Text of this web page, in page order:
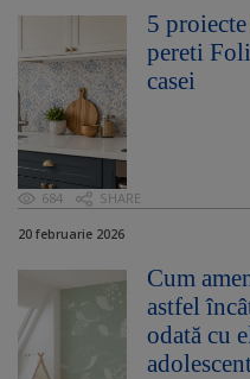
5
pereti
casei
684 SHARE
20 februarie 2026
Cum
astfel
odată cu